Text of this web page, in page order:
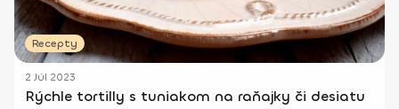
Recepty
2 Júl 2023
Rýchle tortilly s tuniakom na raňajky či desiatu